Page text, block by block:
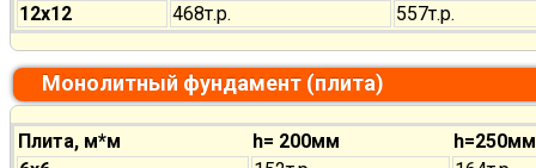
12х12
468т.р. 557т.р.
Монолитный фундамент (плита)
Плита, м*м h= 200мм
h=250мм